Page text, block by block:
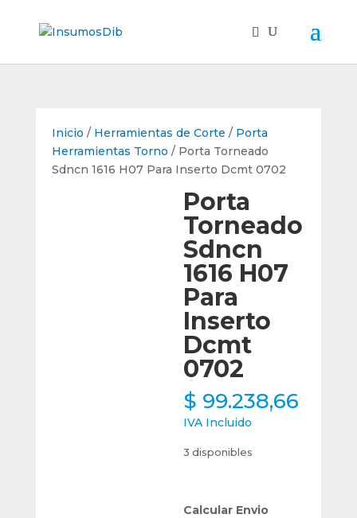
Inicio / Herramientas de Corte / Porta
Herramientas Torno / Porta Torneado
Sdncn 1616 H07 Para Inserto Dcmt 0702
Porta
Torneado
Sdncn
1616 H07
Para
Inserto
Dcmt
0702
$ 99.238,66
IVA Incluido
3 disponibles
Calcular Envio